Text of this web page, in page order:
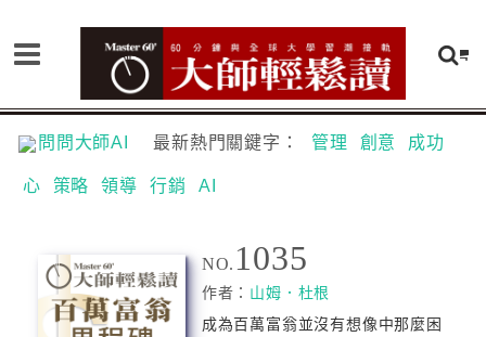
問問大師AI 最新熱門關鍵字： 管理 創意 成功
心 策略 領導 行銷 AI
NO. 1035
作者： 山姆．杜根
成為百萬富翁並沒有想像中那麼困